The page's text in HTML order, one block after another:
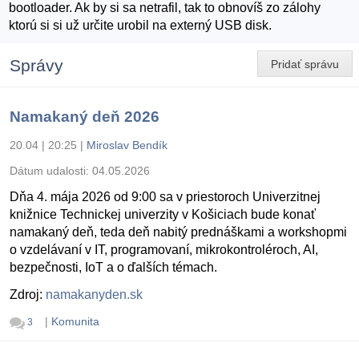
bootloader. Ak by si sa netrafil, tak to obnovíš zo zálohy
ktorú si si už určite urobil na externý USB disk.
Pridať správu
Správy
Namakaný deň 2026
20.04 | 20:25 | Miroslav Bendík
Dátum udalosti: 04.05.2026
Dňa 4. mája 2026 od 9:00 sa v priestoroch Univerzitnej
knižnice Technickej univerzity v Košiciach bude konať
namakaný deň, teda deň nabitý prednáškami a workshopmi
o vzdelávaní v IT, programovaní, mikrokontroléroch, AI,
bezpečnosti, IoT a o ďalších témach.
Zdroj: namakanyden.sk
3 | Komunita